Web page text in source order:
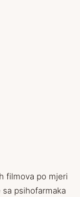
filmova po mjeri
psihofarmaka